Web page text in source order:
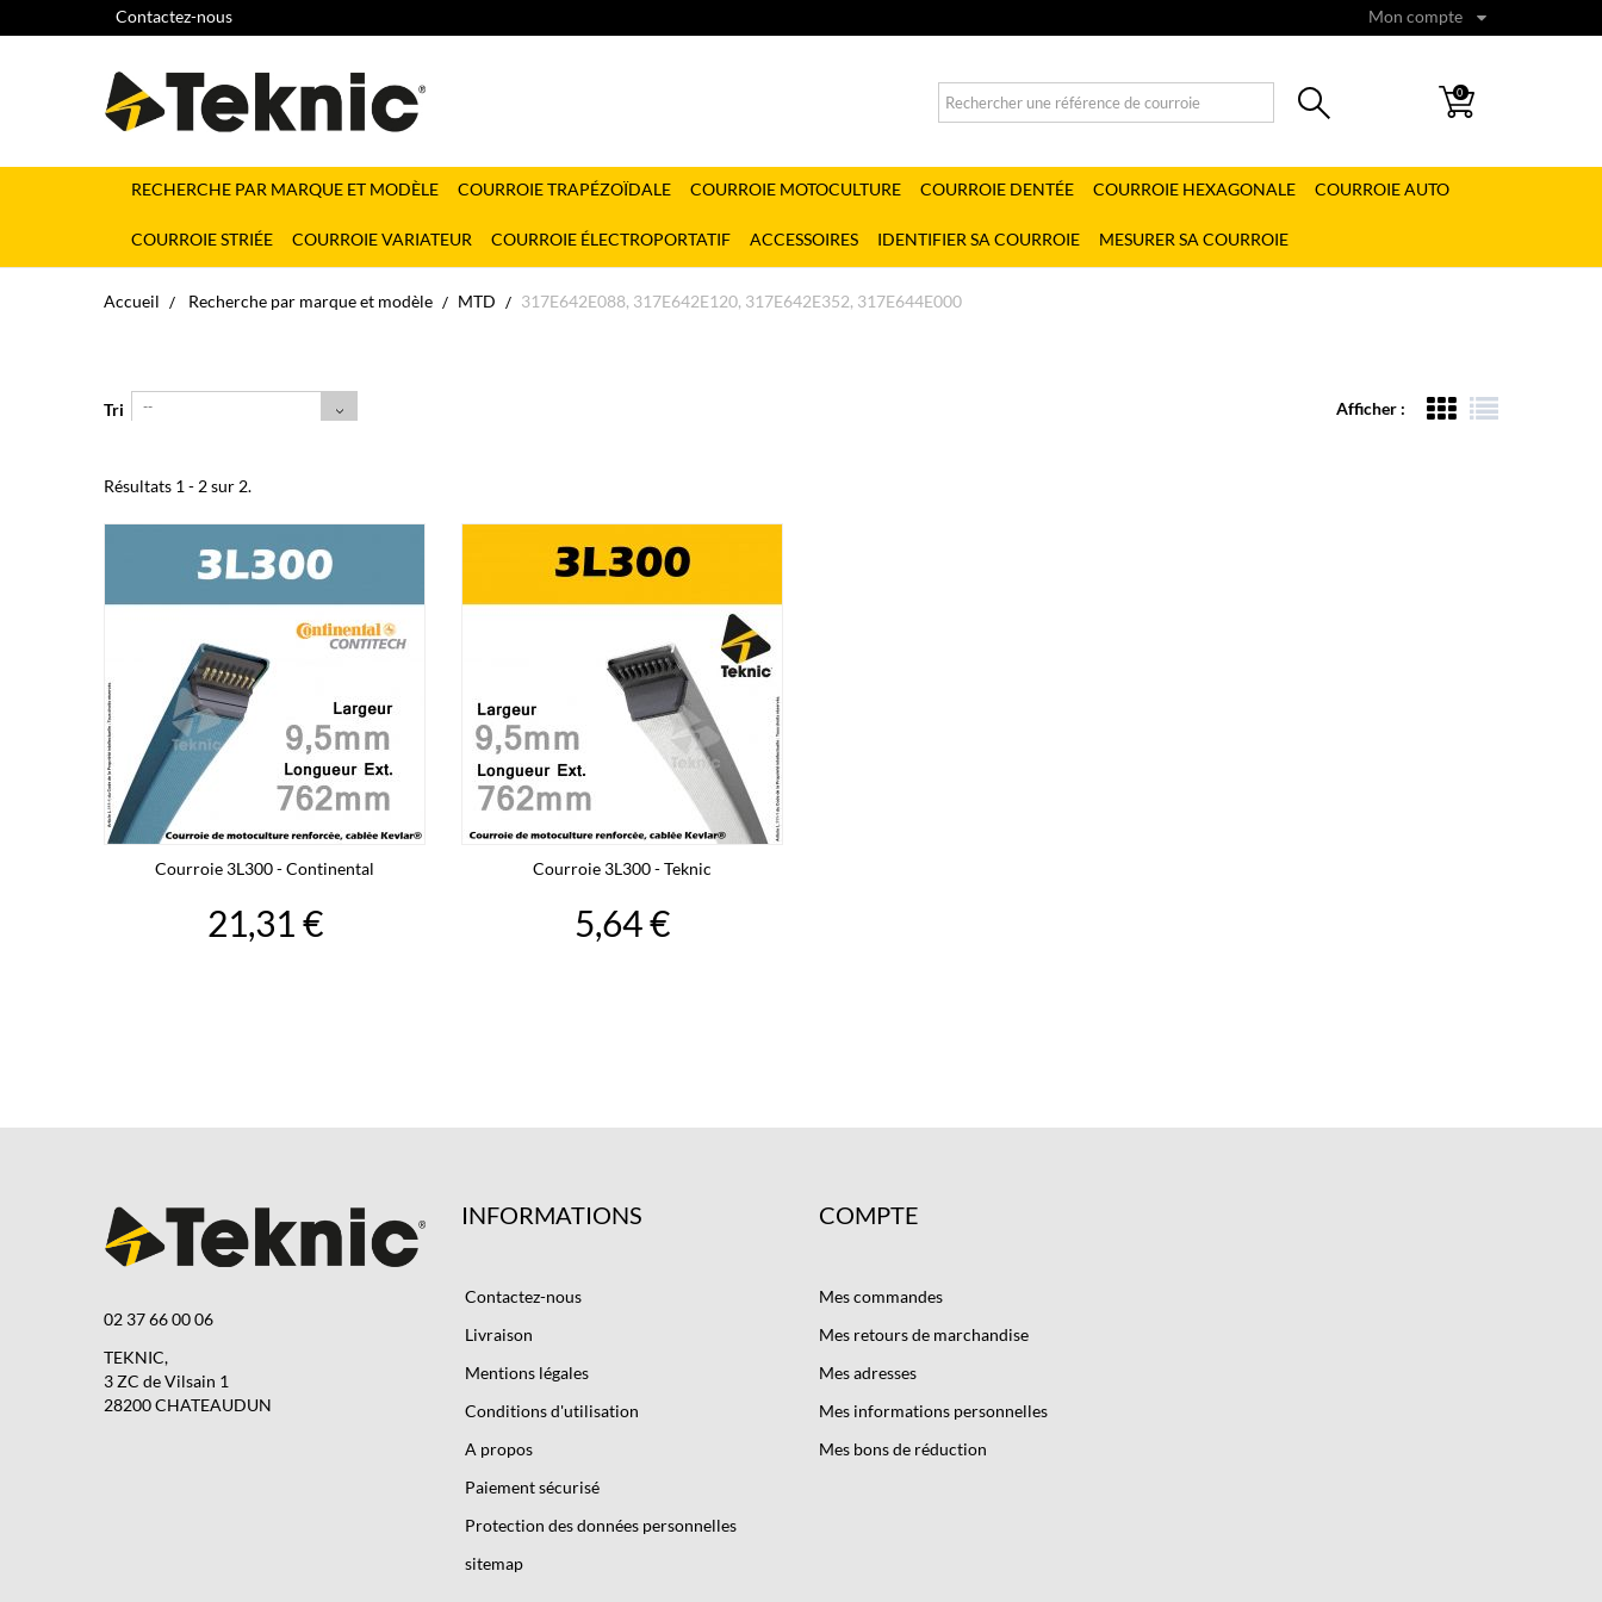
Mon compte
Contactez-nous
0
RECHERCHE PAR MARQUE ET MODÈLE COURROIE TRAPÉZOÏDALE COURROIE MOTOCULTURE COURROIE DENTÉE COURROIE HEXAGONALE COURROIE AUTO
COURROIE STRIÉE COURROIE VARIATEUR COURROIE ÉLECTROPORTATIF ACCESSOIRES IDENTIFIER SA COURROIE MESURER SA COURROIE
Accueil Recherche par marque et modèle MTD 317E642E088, 317E642E120, 317E642E352, 317E644E000
Afficher :
Tri --
Résultats 1 - 2 sur 2.
Courroie 3L300 - Continental
21,31 €
Courroie 3L300 - Teknic
5,64 €
02 37 66 00 06
TEKNIC,
3 ZC de Vilsain 1
28200 CHATEAUDUN
INFORMATIONS
Contactez-nous
Livraison
Mentions légales
Conditions d'utilisation
A propos
Paiement sécurisé
Protection des données personnelles
sitemap
COMPTE
Mes commandes
Mes retours de marchandise
Mes adresses
Mes informations personnelles
Mes bons de réduction